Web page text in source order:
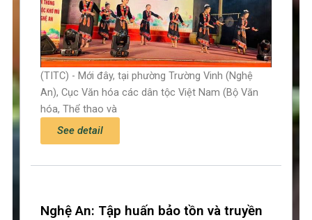
(TITC) - Mới đây, tại phường Trường Vinh (Nghệ
An), Cục Văn hóa các dân tộc Việt Nam (Bộ Văn
hóa, Thể thao và
See detail
Nghệ An: Tập huấn bảo tồn và truyền